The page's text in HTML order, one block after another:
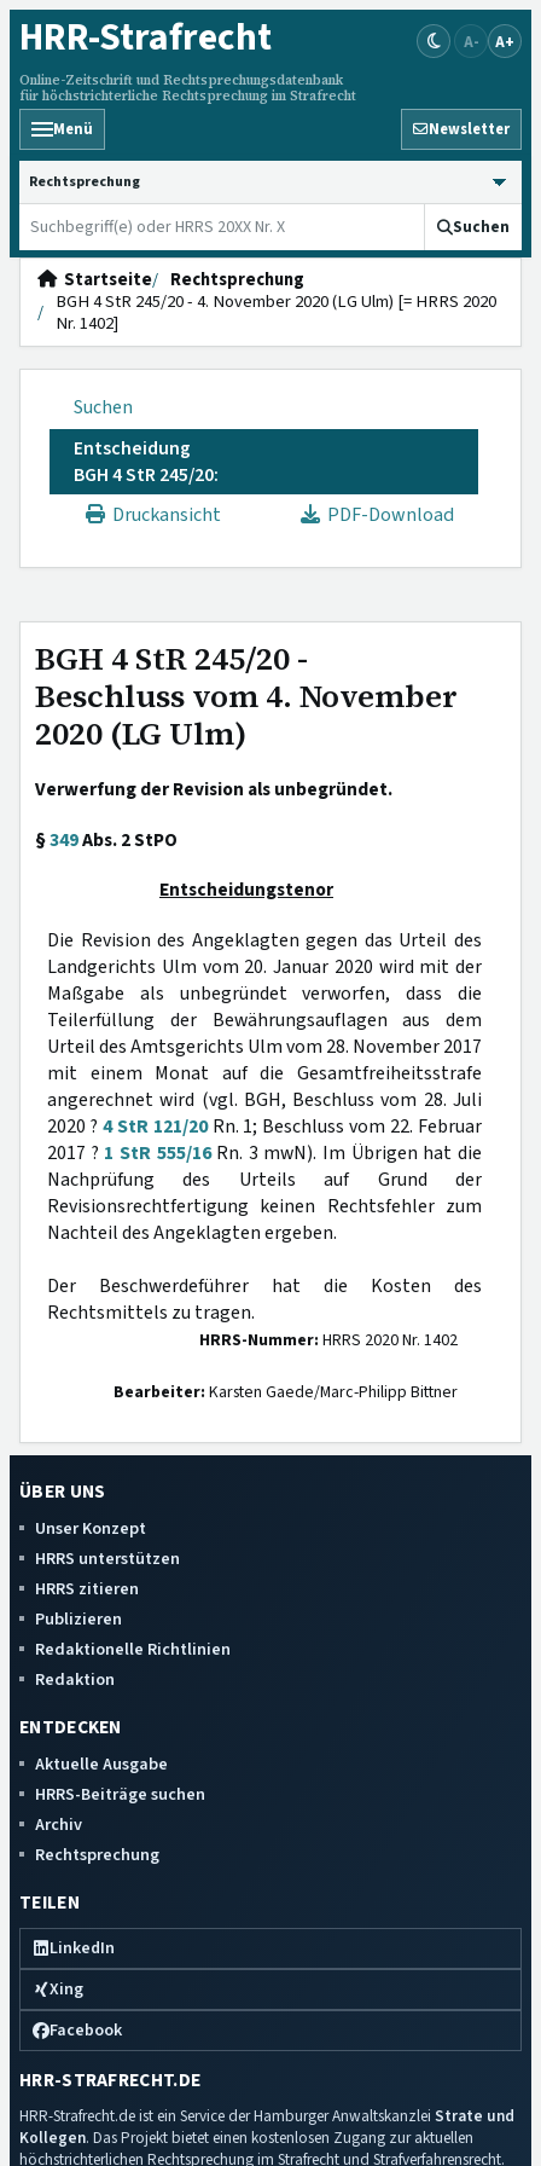
HRR-Strafrecht
Online-Zeitschrift und Rechtsprechungsdatenbank
für höchstrichterliche Rechtsprechung im Strafrecht
A- A+
Menü Newsletter
HRRS durchsuchen
Suchen
Startseite
Rechtsprechung
BGH 4 StR 245/20 - 4. November 2020 (LG Ulm) [= HRRS 2020
Nr. 1402]
Suchen
Entscheidung
BGH 4 StR 245/20:
Druckansicht
PDF-Download
BGH 4 StR 245/20 -
Beschluss vom 4. November
2020 (LG Ulm)
Verwerfung der Revision als unbegründet.
§349Abs. 2 StPO
Entscheidungstenor
Die Revision des Angeklagten gegen das Urteil des
Landgerichts Ulm vom 20. Januar 2020 wird mit der
Maßgabe als unbegründet verworfen, dass die
Teilerfüllung der Bewährungsauflagen aus dem
Urteil des Amtsgerichts Ulm vom 28. November 2017
mit einem Monat auf die Gesamtfreiheitsstrafe
angerechnet wird (vgl. BGH, Beschluss vom 28. Juli
2020 ? 4 StR 121/20Rn. 1; Beschluss vom 22. Februar
2017 ? 1 StR 555/16Rn. 3 mwN). Im Übrigen hat die
Nachprüfung des Urteils auf Grund der
Revisionsrechtfertigung keinen Rechtsfehler zum
Nachteil des Angeklagten ergeben.
Der Beschwerdeführer hat die Kosten des
Rechtsmittels zu tragen.
HRRS-Nummer: HRRS 2020 Nr. 1402
Bearbeiter: Karsten Gaede/Marc-Philipp Bittner
ÜBER UNS
Unser Konzept
HRRS unterstützen
HRRS zitieren
Publizieren
Redaktionelle Richtlinien
Redaktion
ENTDECKEN
Aktuelle Ausgabe
HRRS-Beiträge suchen
Archiv
Rechtsprechung
TEILEN
LinkedIn
Xing
Facebook
HRR-STRAFRECHT.DE
HRR-Strafrecht.de ist ein Service der Hamburger Anwaltskanzlei Strate und
Kollegen. Das Projekt bietet einen kostenlosen Zugang zur aktuellen
höchstrichterlichen Rechtsprechung im Strafrecht und Strafverfahrensrecht.